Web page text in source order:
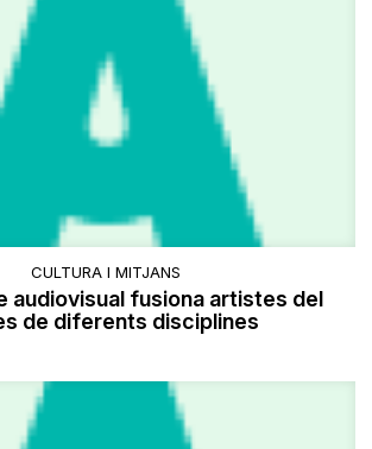
CULTURA I MITJANS
audiovisual fusiona artistes del
de diferents disciplines